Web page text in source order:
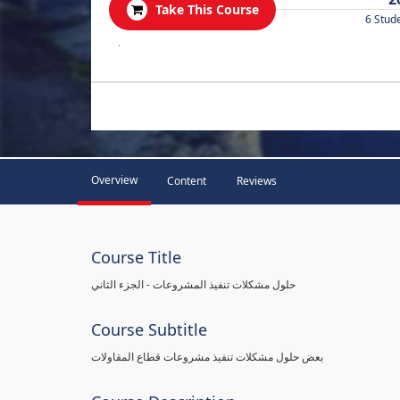
Take This Course
6
.
Overview Content Reviews
Course Title
حلول مشكلات تنفيذ المشروعات - الجزء الثاني
Course Subtitle
بعض حلول مشكلات تنفيذ مشروعات قطاع المقاولات